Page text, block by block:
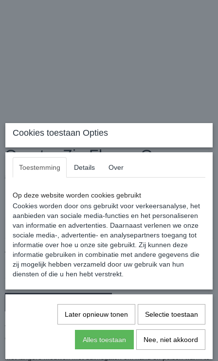
Horseware Thea Tech
Quarter Zip Fleece Ocean
€ 59,95 € 24,95 (inclusief btw 21%)
Op voorraad
Maat
Aantal
Technisch shirt met lange mouwen die aan de binnenkant is
geborsteld voor extra zachtheid en warmte!
Cookies toestaan Opties
Toestemming Details Over
Op deze website worden cookies gebruikt
Cookies worden door ons gebruikt voor verkeersanalyse, het
aanbieden van sociale media-functies en het personaliseren
van informatie en advertenties. Daarnaast verlenen we onze
sociale media-, advertentie- en analysepartners toegang tot
informatie over hoe u onze site gebruikt. Zij kunnen deze
informatie gebruiken in combinatie met andere gegevens die
zij mogelijk hebben verzameld door uw gebruik van hun
diensten of die u hen hebt verstrekt.
Later opnieuw tonen Selectie toestaan
Alles toestaan Nee, niet akkoord